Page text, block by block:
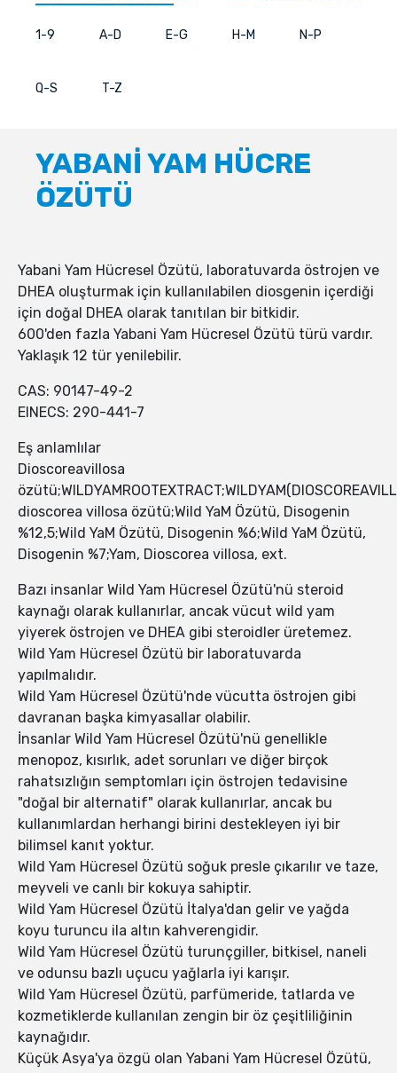
1-9 A-D E-G H-M N-P
Q-S T-Z
YABANİ YAM HÜCRE
ÖZÜTÜ
Yabani Yam Hücresel Özütü, laboratuvarda östrojen ve
DHEA oluşturmak için kullanılabilen diosgenin içerdiği
için doğal DHEA olarak tanıtılan bir bitkidir.
600'den fazla Yabani Yam Hücresel Özütü türü vardır.
Yaklaşık 12 tür yenilebilir.
CAS: 90147-49-2
EINECS: 290-441-7
Eş anlamlılar
Dioscoreavillosa
dioscorea villosa özütü;Wild YaM Özütü, Disogenin
%12,5;Wild YaM Özütü, Disogenin %6;Wild YaM Özütü,
Disogenin %7;Yam, Dioscorea villosa, ext.
Bazı insanlar Wild Yam Hücresel Özütü'nü steroid
kaynağı olarak kullanırlar, ancak vücut wild yam
yiyerek östrojen ve DHEA gibi steroidler üretemez.
Wild Yam Hücresel Özütü bir laboratuvarda
yapılmalıdır.
Wild Yam Hücresel Özütü'nde vücutta östrojen gibi
davranan başka kimyasallar olabilir.
İnsanlar Wild Yam Hücresel Özütü'nü genellikle
menopoz, kısırlık, adet sorunları ve diğer birçok
rahatsızlığın semptomları için östrojen tedavisine
"doğal bir alternatif" olarak kullanırlar, ancak bu
kullanımlardan herhangi birini destekleyen iyi bir
bilimsel kanıt yoktur.
Wild Yam Hücresel Özütü soğuk presle çıkarılır ve taze,
meyveli ve canlı bir kokuya sahiptir.
Wild Yam Hücresel Özütü İtalya'dan gelir ve yağda
koyu turuncu ila altın kahverengidir.
Wild Yam Hücresel Özütü turunçgiller, bitkisel, naneli
ve odunsu bazlı uçucu yağlarla iyi karışır.
Wild Yam Hücresel Özütü, parfümeride, tatlarda ve
kozmetiklerde kullanılan zengin bir öz çeşitliliğinin
kaynağıdır.
Küçük Asya'ya özgü olan Yabani Yam Hücresel Özütü,